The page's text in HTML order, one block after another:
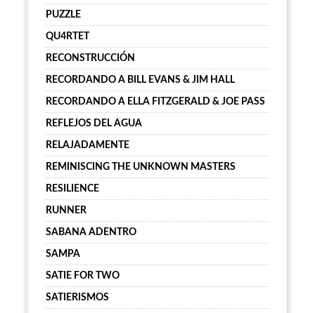
PUZZLE
QU4RTET
RECONSTRUCCIÓN
RECORDANDO A BILL EVANS & JIM HALL
RECORDANDO A ELLA FITZGERALD & JOE PASS
REFLEJOS DEL AGUA
RELAJADAMENTE
REMINISCING THE UNKNOWN MASTERS
RESILIENCE
RUNNER
SABANA ADENTRO
SAMPA
SATIE FOR TWO
SATIERISMOS